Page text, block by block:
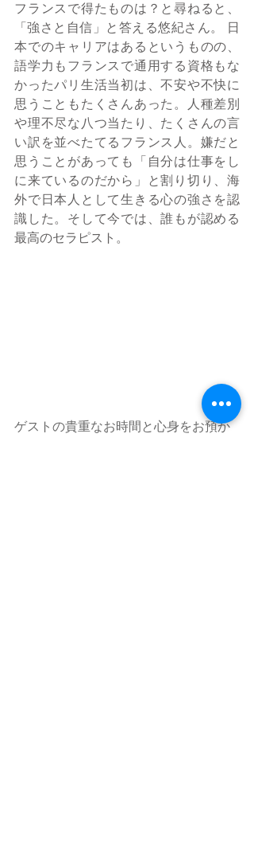
フランスで得たものは？と尋ねると、
「強さと自信」と答える悠紀さん。 日
本でのキャリアはあるというものの、
語学力もフランスで通用する資格もな
かったパリ生活当初は、不安や不快に
思うこともたくさんあった。人種差別
や理不尽な八つ当たり、たくさんの言
い訳を並べたてるフランス人。嫌だと
思うことがあっても「自分は仕事をし
に来ているのだから」と割り切り、海
外で日本人として生きる心の強さを認
識した。そして今では、誰もが認める
最高のセラピスト。
ゲストの貴重なお時間と心身をお預か